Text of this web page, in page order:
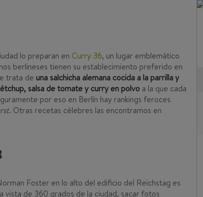
lo preparan en Curry 36, un lugar emblemático
berlineses tienen su establecimiento preferido en
trata de una salchicha alemana cocida a la parrilla y
salsa de tomate y curry en polvo a la que cada
por eso en Berlín hay rankings feroces
. Otras recetas célebres las encontramos en
Foster en lo alto del edificio del Reichstag es
de 360 grados de la ciudad, sacar fotos